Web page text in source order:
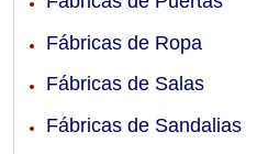
Fábricas de Ropa
Fábricas de Salas
Fábricas de Sandalias